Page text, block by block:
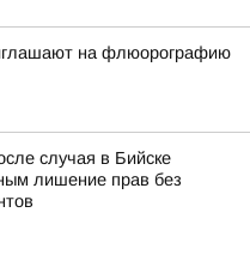
на флюорографию
случая в Бийске
лишение прав без